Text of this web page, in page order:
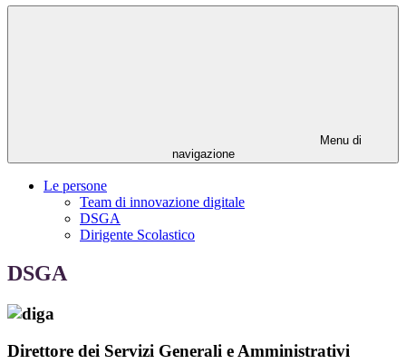
Menu di
navigazione
Le persone
Team di innovazione digitale
DSGA
Dirigente Scolastico
DSGA
Direttore dei Servizi Generali e Amministrativi